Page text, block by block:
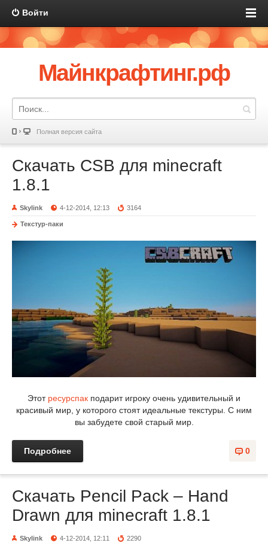
Войти
Майнкрафтинг.рф
Полная версия сайта
Скачать CSB для minecraft
1.8.1
Skylink 4-12-2014, 12:13 3164
Текстур-паки
Этот ресурспак подарит игроку очень удивительный и
красивый мир, у которого стоят идеальные текстуры. С ним
вы забудете свой старый мир.
0
Подробнее
Скачать Pencil Pack – Hand
Drawn для minecraft 1.8.1
Skylink 4-12-2014, 12:11 2290